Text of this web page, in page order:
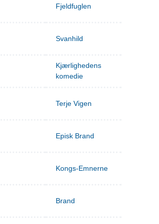
Fjeldfuglen
Svanhild
Kjærlighedens
komedie
Terje Vigen
Episk Brand
Kongs-Emnerne
Brand